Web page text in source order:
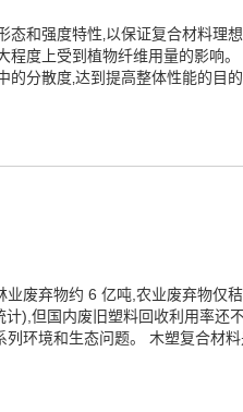
和强度特性‚以保证复合材料理
度上受到植物纤维用量的影响
分散度‚达到提高整体性能的目
废弃物约 6 亿吨,农业废弃物仅
),但国内废旧塑料回收利用率还
环境和生态问题。 木塑复合材